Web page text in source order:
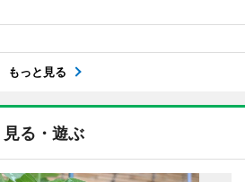
もっと見る
見る・遊ぶ